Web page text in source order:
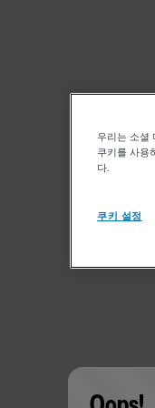
우리는 소셜
쿠키를 사용
다.
쿠키 설정